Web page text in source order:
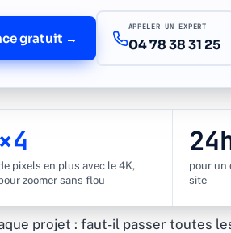
gratuit →
APPELER UN EXPERT
04 78 38 31 25
×4
pixels en plus avec le 4K,
zoomer sans flou
pour un
site
projet : faut-il passer toutes